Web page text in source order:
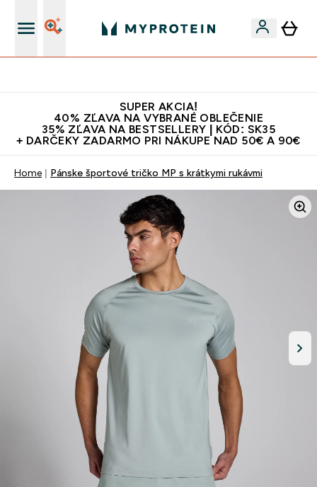
SUPER AKCIA!
40% ZĽAVA NA VYBRANÉ OBLEČENIE
35% ZĽAVA NA BESTSELLERY | KÓD: SK35
+ DARČEKY ZADARMO PRI NÁKUPE NAD 50€ A 90€
Home Pánske športové tričko MP s krátkymi rukávmi